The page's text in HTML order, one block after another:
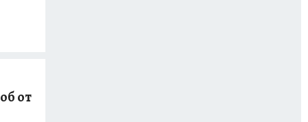
от